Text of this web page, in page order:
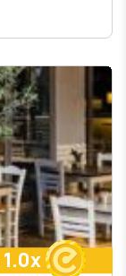
1.0x